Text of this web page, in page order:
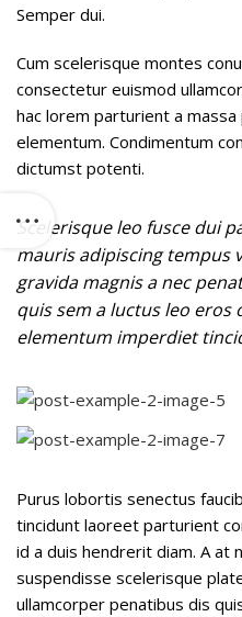
Semper dui.
Cum scelerisque montes
consectetur euismod
hac lorem parturient a
elementum. Condimentum
dictumst potenti.
Scelerisque leo fusce dui
mauris adipiscing tempus
gravida magnis a nec
quis sem a luctus leo
elementum imperdiet
Purus lobortis senectus
tincidunt laoreet parturient
id a duis hendrerit diam. A at
suspendisse scelerisque
ullamcorper penatibus dis